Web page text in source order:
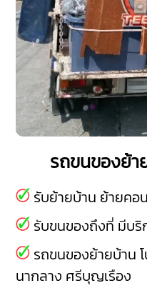
รถขนของย้
รับย้ายบ้าน ย้ายคอ
รับขนของถึงที่ มีบริ
รถขนของย้ายบ้าน
นากลาง ศรีบุญเรือง